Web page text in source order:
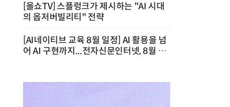
[올쇼TV] 스플렁크가 제시하는 "AI 시대
의 옵저버빌리티" 전략
[AI네이티브 교육 8월 일정] AI 활용을 넘
어 AI 구현까지...전자신문인터넷, 8월 실